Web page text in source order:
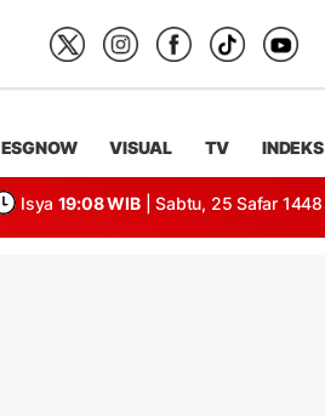
ESGNOW VISUAL TV INDEKS
Isya 19:08 WIB | Sabtu, 25 Safar 1448